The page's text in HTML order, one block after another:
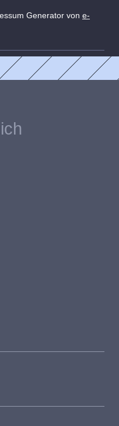
Generator von e-